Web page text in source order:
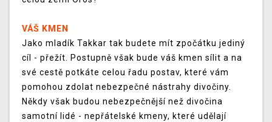
VÁŠ KMEN
Jako mladík Takkar tak budete mít zpočátku jediný
cíl - přežít. Postupně však bude váš kmen sílit a na
své cestě potkáte celou řadu postav, které vám
pomohou zdolat nebezpečné nástrahy divočiny.
Někdy však budou nebezpečnější než divočina
samotní lidé - nepřátelské kmeny, které udělají